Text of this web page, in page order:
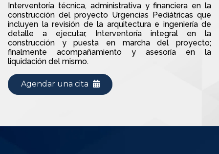
Interventoría técnica, administrativa y financiera en la
construcción del proyecto Urgencias Pediátricas que
incluyen la revisión de la arquitectura e ingeniería de
detalle a ejecutar, Interventoría integral en la
construcción y puesta en marcha del proyecto;
finalmente acompañamiento y asesoría en la
liquidación del mismo.
Agendar una cita